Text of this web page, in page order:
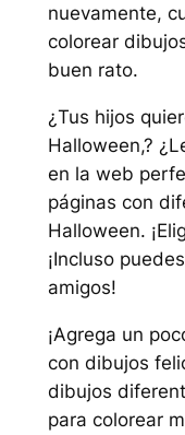
nuevamente,
colorear
buen rato.
¿Tus hijos
Halloween,?
en la web
páginas con
Halloween.
¡Incluso
amigos!
¡Agrega un
con dibujos
dibujos
para colorear